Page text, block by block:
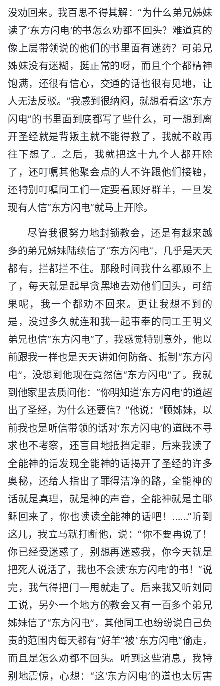
没劝回来。我百思不得其解：“为什么弟兄姊妹
读了‘东方闪电’的书怎么劝都不回头？难道真的
像上层带领说的他们的书里面有迷药？可弟兄
姊妹没有迷糊，挺正常的呀，而且个个都精神
饱满，还很有信心，交通的话也很有见地，让
人无法反驳。”我感到很纳闷，就想看看这“东方
闪电”的书里面到底都写了些什么，可一想到离
开圣经就是背叛主就不能得救了，我就不敢再
往下想了。之后，我就把这十九个人都开除
了，还叮嘱其他聚会点的人不许跟他们接触，
还特别叮嘱同工们一定要看顾好群羊，一旦发
现有人信“东方闪电”就马上开除。
尽管我很努力地封锁教会，还是有越来越
多的弟兄姊妹陆续信了“东方闪电”，几乎是天天
都有，拦都拦不住。那段时间我什么都顾不上
了，每天就是起早贪黑地去劝他们回头，可结
果呢，我一个都劝不回来。更让我想不到的
是，没过多久就连和我一起事奉的同工王明义
弟兄也信“东方闪电”了，我感觉特别意外，他以
前跟我一样也是天天讲如何防备、抵制“东方闪
电”，没想到他现在竟然信“东方闪电”了。我就
到他家里去质问他：“你明知道‘东方闪电’的道超
出了圣经，为什么还要信？”他说：“顾姊妹，以
前我也是听信带领的话对‘东方闪电’的道既不寻
求也不考察，还盲目地抵挡定罪，后来我读了
全能神的话发现全能神的话揭开了圣经的许多
奥秘，还给人指出了罪得洁净的路，全能神的
话就是真理，就是神的声音，全能神就是主耶
稣回来了，你也读读全能神的话吧！……”听到
这儿，我立马就打断他，说：“你不要再说了！
你已经受迷惑了，别想再迷惑我，你今天就是
把死人说活了，我也不会读‘东方闪电’的书！”说
完，我气得把门一甩就走了。后来我又听刘同
工说，另外一个地方的教会又有一百多个弟兄
姊妹信了“东方闪电”，其他同工也纷纷说自己负
责的范围内每天都有“好羊”被“东方闪电”偷走，
而且是怎么劝都不回头。听到这些消息，我特
别地震惊，心想：“这‘东方闪电’的道也太厉害